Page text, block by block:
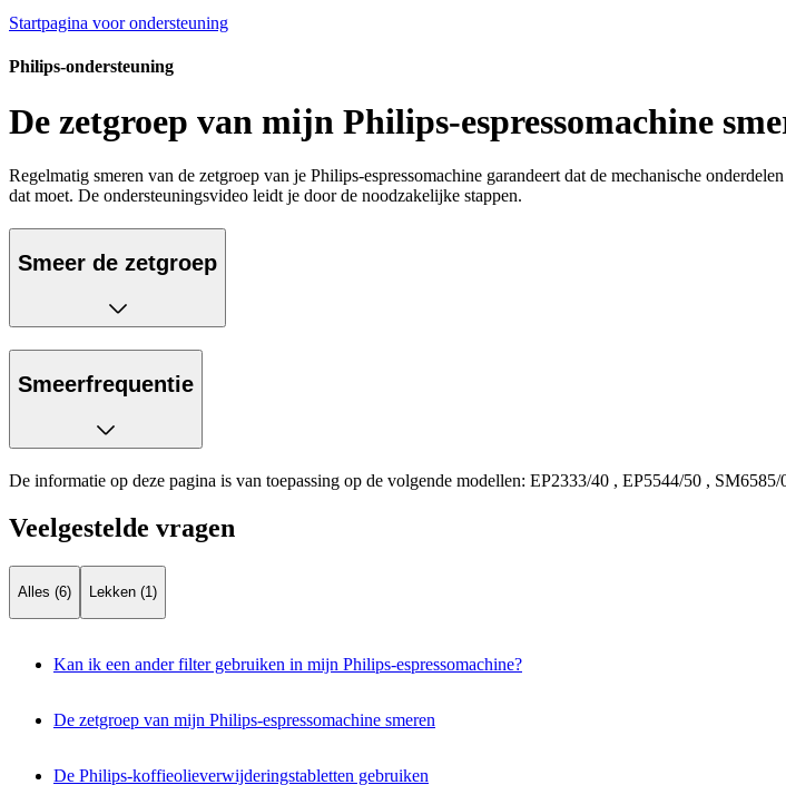
Startpagina voor ondersteuning
Philips-ondersteuning
De zetgroep van mijn Philips-espressomachine
Regelmatig smeren van de zetgroep van je Philips-espressomachine garandeert dat de mechanische
dat moet. De ondersteuningsvideo leidt je door de noodzakelijke stappen.
Smeer de zetgroep
Smeerfrequentie
De informatie op deze pagina is van toepassing op de volgende modellen: EP2333/40 , EP5544/50 , SM6585/
Veelgestelde vragen
Alles (6) Lekken (1)
Kan ik een ander filter gebruiken in mijn Philips-espressomachine?
De zetgroep van mijn Philips-espressomachine smeren
De Philips-koffieolieverwijderingstabletten gebruiken